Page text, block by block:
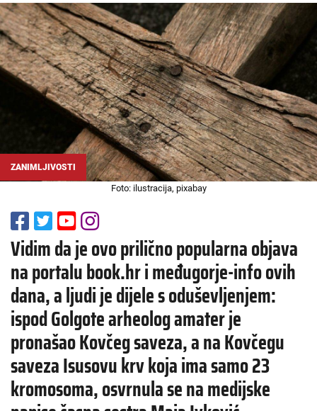
ZANIMLJIVOSTI
Foto: ilustracija, pixabay
Vidim da je ovo prilično popularna objava
na portalu book.hr i međugorje-info ovih
dana, a ljudi je dijele s oduševljenjem:
ispod Golgote arheolog amater je
pronašao Kovčeg saveza, a na Kovčegu
saveza Isusovu krv koja ima samo 23
kromosoma, osvrnula se na medijske